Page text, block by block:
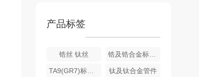
产品标签
锆丝 钛丝 锆及锆合金标准件
TA9(GR7)标准件 钛及钛合金管件